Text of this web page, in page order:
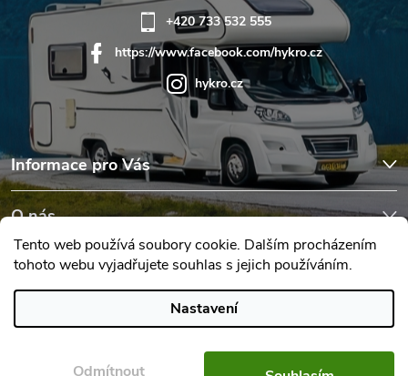
Tento web používá soubory cookie. Dalším procházením
tohoto webu vyjadřujete souhlas s jejich používáním.
Nastavení
Odmítnout
Informace pro Vás
O nás
Hodnocení obchodu
+420 733 532 555
https://www.facebook.com/hykro.cz
hykro.cz
Copyright 2026Karavany Hykro. Všechna práva vyhrazena.Upravit
nastavení cookies